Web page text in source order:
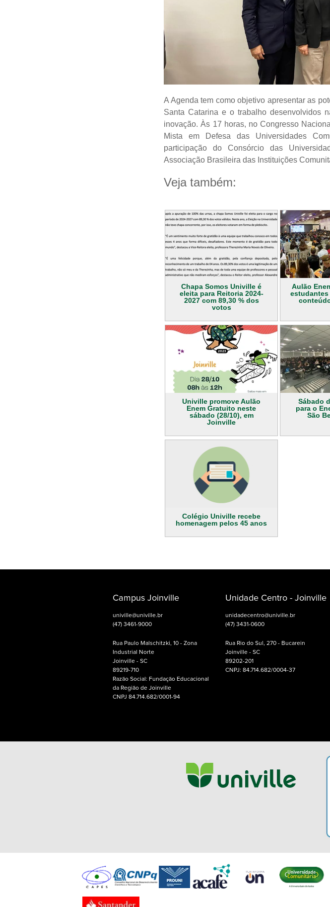
A Agenda tem como objetivo apresentar as
Santa Catarina e o trabalho desenvolvidos
inovação. Às 17 horas, no Congresso
Mista em Defesa das Universidades
participação do Consórcio das
Associação Brasileira das Instituições
Veja também:
Chapa Somos Univille é
eleita para Reitoria 2024-
2027 com 89,30 % dos
votos
Aulão
estudantes
Univille promove Aulão
Enem Gratuito neste
sábado (28/10), em
Joinville
Sábado
para o
São
Colégio Univille recebe
homenagem pelos 45 anos
Campus Joinville
univille@univille.br
(47) 3461-9000
Rua Paulo Malschitzki, 10 - Zona
Industrial Norte
Joinville - SC
89219-710
Razão Social: Fundação Educacional
da Região de Joinville
CNPJ 84.714.682/0001-94
Unidade Centro - Joinville
unidadecentro@univille.br
(47) 3431-0600
Rua Rio do Sul, 270 - Bucarein
Joinville - SC
89202-201
CNPJ: 84.714.682/0004-37